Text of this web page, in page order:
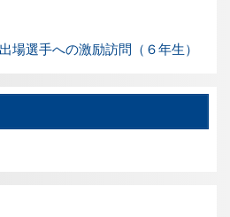
場選手への激励訪問（６年生）